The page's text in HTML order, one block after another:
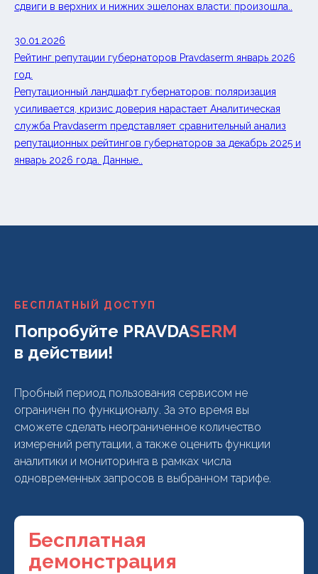
сдвиги в верхних и нижних эшелонах власти: произошла..
30.01.2026
Рейтинг репутации губернаторов Pravdaserm январь 2026
год.
Репутационный ландшафт губернаторов: поляризация
усиливается, кризис доверия нарастает Аналитическая
служба Pravdaserm представляет сравнительный анализ
репутационных рейтингов губернаторов за декабрь 2025 и
январь 2026 года. Данные..
БЕСПЛАТНЫЙ ДОСТУП
Попробуйте PRAVDASERM
в действии!
Пробный период пользования сервисом не
ограничен по функционалу. За это время вы
сможете сделать неограниченное количество
измерений репутации, а также оценить функции
аналитики и мониторинга в рамках числа
одновременных запросов в выбранном тарифе.
Бесплатная
демонстрация